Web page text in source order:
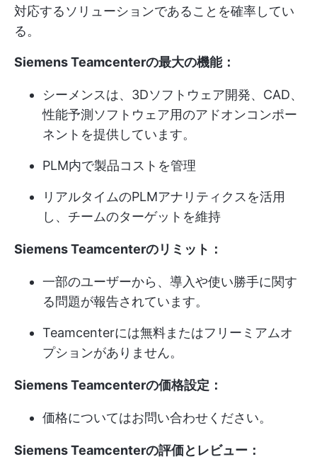
対応するソリューションであることを確率してい
る。
Siemens Teamcenterの最大の機能：
シーメンスは、3Dソフトウェア開発、CAD、
性能予測ソフトウェア用のアドオンコンポー
ネントを提供しています。
PLM内で製品コストを管理
リアルタイムのPLMアナリティクスを活用
し、チームのターゲットを維持
Siemens Teamcenterのリミット：
一部のユーザーから、導入や使い勝手に関す
る問題が報告されています。
Teamcenterには無料またはフリーミアムオ
プションがありません。
Siemens Teamcenterの価格設定：
価格についてはお問い合わせください。
Siemens Teamcenterの評価とレビュー：